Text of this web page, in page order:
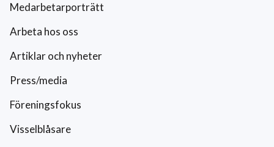
Medarbetarporträtt
Arbeta hos oss
Artiklar och nyheter
Press/media
Föreningsfokus
Visselblåsare